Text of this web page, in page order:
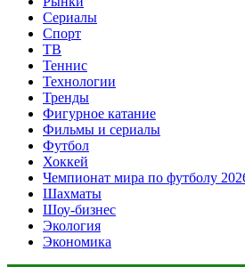
Сериалы
Спорт
ТВ
Теннис
Технологии
Тренды
Фигурное катание
Фильмы и сериалы
Футбол
Хоккей
Чемпионат мира по футболу
Шахматы
Шоу-бизнес
Экология
Экономика